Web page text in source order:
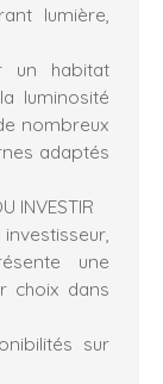
lumière,
un habitat
luminosité
nombreux
adaptés
INVESTIR
une
choix dans
sur